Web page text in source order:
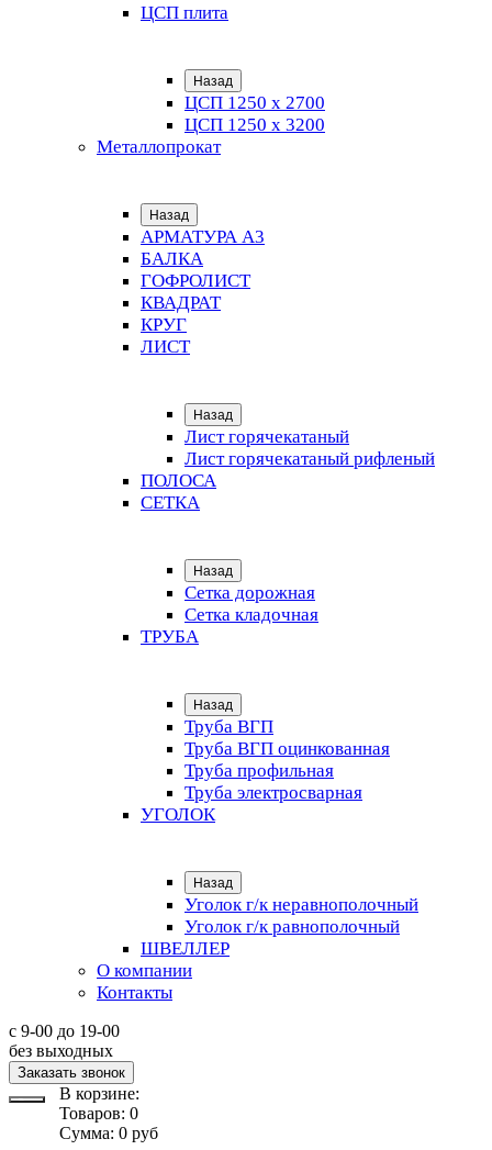
ЦСП плита
Назад
ЦСП 1250 х 2700
ЦСП 1250 х 3200
Металлопрокат
Назад
АРМАТУРА А3
БАЛКА
ГОФРОЛИСТ
КВАДРАТ
КРУГ
ЛИСТ
Назад
Лист горячекатаный
Лист горячекатаный рифленый
ПОЛОСА
СЕТКА
Назад
Сетка дорожная
Сетка кладочная
ТРУБА
Назад
Труба ВГП
Труба ВГП оцинкованная
Труба профильная
Труба электросварная
УГОЛОК
Назад
Уголок г/к неравнополочный
Уголок г/к равнополочный
ШВЕЛЛЕР
О компании
Контакты
с 9-00 до 19-00
без выходных
Заказать звонок
В корзине:
Товаров: 0
Сумма: 0 руб